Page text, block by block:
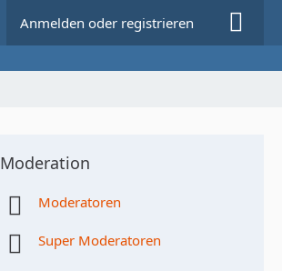
Anmelden oder registrieren
Moderation
Moderatoren
Super Moderatoren